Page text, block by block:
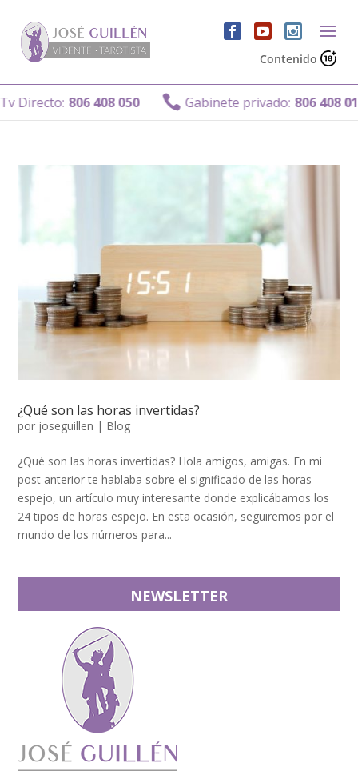
Contenido
Directo: 806 408 050  Gabinete privado: 806 408 011
¿Qué son las horas invertidas?
por joseguillen | Blog
¿Qué son las horas invertidas? Hola amigos, amigas. En mi
post anterior te hablaba sobre el significado de las horas
espejo, un artículo muy interesante donde explicábamos los
24 tipos de horas espejo. En esta ocasión, seguiremos por el
mundo de los números para...
NEWSLETTER